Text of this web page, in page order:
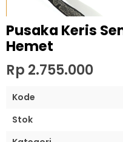
Pusaka Keris
Hemet
Rp 2.755.000
Kode
Stok